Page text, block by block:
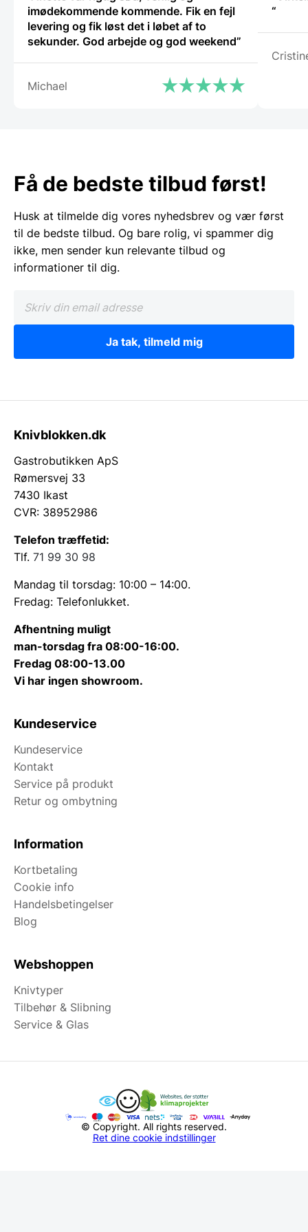
imødekommende kommende. Fik en fejl
levering og fik løst det i løbet af to
sekunder. God arbejde og god weekend”
Michael
“
Få de bedste tilbud først!
Husk at tilmelde dig vores nyhedsbrev og vær først
til de bedste tilbud. Og bare rolig, vi spammer dig
ikke, men sender kun relevante tilbud og
informationer til dig.
Ja tak, tilmeld mig
Knivblokken.dk
Gastrobutikken ApS
Rømersvej 33
7430 Ikast
CVR: 38952986
Telefon træffetid:
Tlf. 71 99 30 98
Mandag til torsdag: 10:00 – 14:00.
Fredag: Telefonlukket.
Afhentning muligt
man-torsdag fra 08:00-16:00.
Fredag 08:00-13.00
Vi har ingen showroom.
Kundeservice
Kundeservice
Kontakt
Service på produkt
Retur og ombytning
Information
Kortbetaling
Cookie info
Handelsbetingelser
Blog
Webshoppen
Knivtyper
Tilbehør & Slibning
Service & Glas
© Copyright. All rights reserved.
Ret dine cookie indstillinger